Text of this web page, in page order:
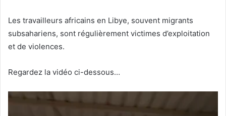
Les travailleurs africains en Libye, souvent migrants
subsahariens, sont régulièrement victimes d’exploitation
et de violences.
Regardez la vidéo ci-dessous…